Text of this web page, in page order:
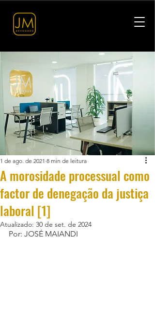
A morosidade processual como
factor de denegação da justiça
laboral [1]
1 de ago. de 2021 8 min de leitura
Atualizado: 30 de set. de 2024
Por: JOSÉ MAIANDI